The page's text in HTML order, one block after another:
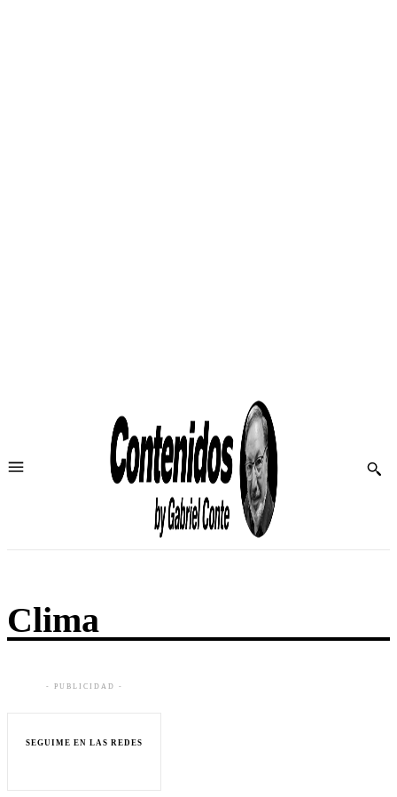
Clima
- PUBLICIDAD -
SEGUIME EN LAS REDES